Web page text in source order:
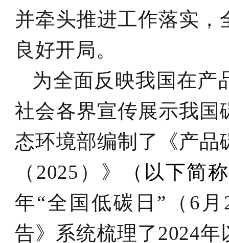
并牵头推进工作落实
良好开局。
为全面反映我国在产
社会各界宣传展示我国
态环境部编制了《产
（2025）》
（以下简
年“全国低碳日”（6
告》系统梳理了2024